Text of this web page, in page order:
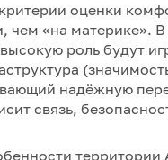
оценки
«на материке». В
роль будут
надёжную
связь,